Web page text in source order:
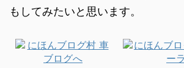
もしてみたいと思います。